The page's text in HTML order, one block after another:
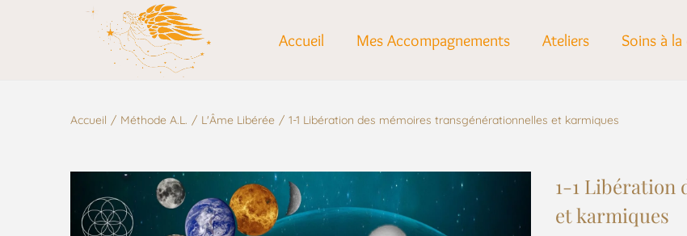
Accueil Mes Accompagnements Ateliers Soins à
Accueil / Méthode A.L. / L'Âme Libérée / 1-1 Libération des mémoires transgénérationnelles et karmiques
1-1 Libération
et karmiques